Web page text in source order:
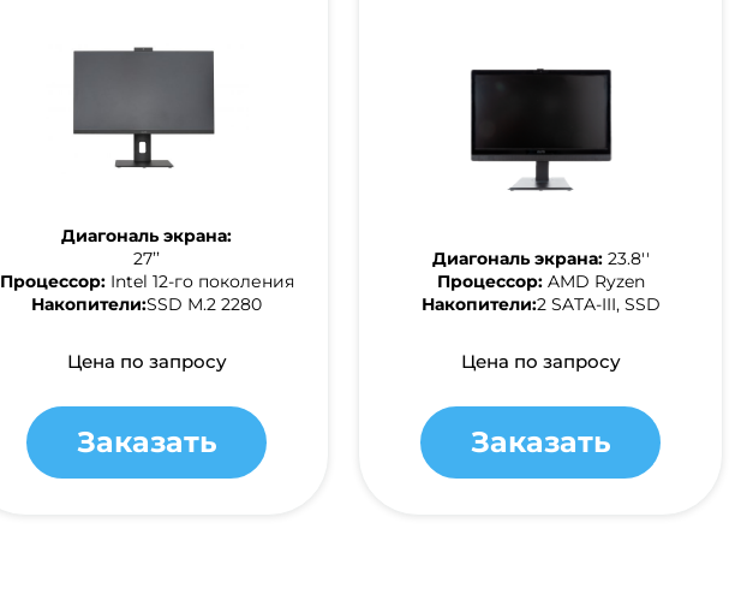
Диагональ экрана:
27’’
Процессор:Intel 12-го поколения
Накопители:SSD М.2 2280
Цена по запросу
Заказать
Диагональ экрана:23.8''
Процессор:AMD Ryzen
Накопители:2 SATA-III, SSD
Цена по запросу
Заказать